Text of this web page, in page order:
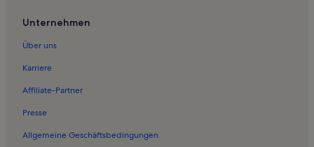
Ferienwohnungen in Alpkopfbahn
Ferienwohnungen in Serfaus-Fiss-Ladis
Unternehmen
Über uns
Karriere
Affiliate-Partner
Presse
Allgemeine Geschäftsbedingungen